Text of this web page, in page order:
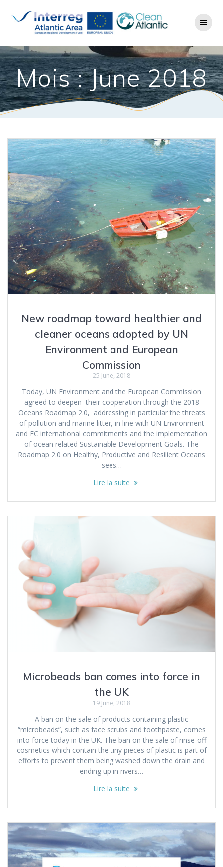
Mois : June 2018
New roadmap toward healthier and
cleaner oceans adopted by UN
Environment and European
Commission
25 June, 2018
Today, UN Environment and the European Commission
agreed to deepen their cooperation through the 2018
Oceans Roadmap 2.0, addressing in particular the threats
of pollution and marine litter, in line with UN Environment
and EC international commitments and the implementation
of ocean related Sustainable Development Goals. The
Roadmap 2.0 on Healthy, Productive and Resilient Oceans
sees…
Lire la suite
Microbeads ban comes into force in
the UK
19 June, 2018
A ban on the sale of products containing plastic
“microbeads”, such as face scrubs and toothpaste, comes
into force today in the UK. The ban on the sale of rinse-off
cosmetics which contain the tiny pieces of plastic is part of
efforts to prevent them being washed down the drain and
ending up in rivers…
Lire la suite